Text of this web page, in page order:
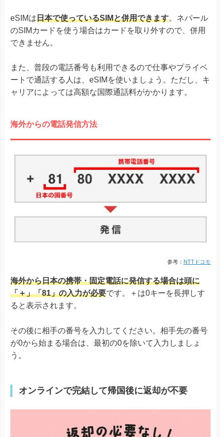
eSIMは日本で使っているSIMと併用できます。ネパール
のSIMカードを使う場合はカードを取り外すので、併用
できません。
また、普段の電話番号も利用できるので仕事やプライベ
ートで通話する人は、eSIMを使いましょう。ただし、キ
ャリアによっては高額な国際通話料がかかります。
海外からの電話発信方法
参考： NTTドコモ
海外から日本の携帯・固定電話に発信する場合は頭に
「＋」「81」の入力が必要です。＋は0キーを長押しす
ると表示されます。
その後に相手の番号を入力してください。相手先の番号
が0から始まる場合は、最初の0を除いて入力しましょ
う。
オンラインで完結して帰国後に返却が不要